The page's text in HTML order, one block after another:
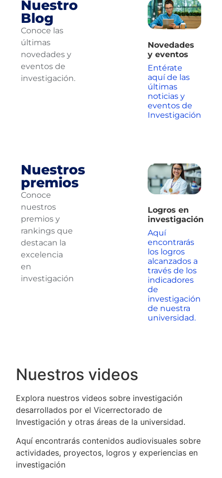
Nuestro
Blog
Conoce las
últimas
novedades y
eventos de
investigación.
Novedades
y eventos
Entérate
aquí de las
últimas
noticias y
eventos de
Investigación
Nuestros
premios
Conoce
nuestros
premios y
rankings que
destacan la
excelencia
en
investigación
Logros en
investigación
Aquí
encontrarás
los logros
alcanzados a
través de los
indicadores
de
investigación
de nuestra
universidad.
Nuestros videos
Explora nuestros videos sobre investigación
desarrollados por el Vicerrectorado de
Investigación y otras áreas de la universidad.
Aquí encontrarás contenidos audiovisuales sobre
actividades, proyectos, logros y experiencias en
investigación